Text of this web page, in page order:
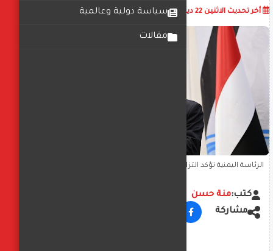
سياسة دولية وعالمية
مقالات
أخر تحديث الاثنين 22 ديسمبر 2025 10:23:58 ص
الرئاسة اليمنية تؤكد التزامها بالوحدة وترفض تصريحات وزراء مؤيدة
كتب:منة حسن
مشاركة